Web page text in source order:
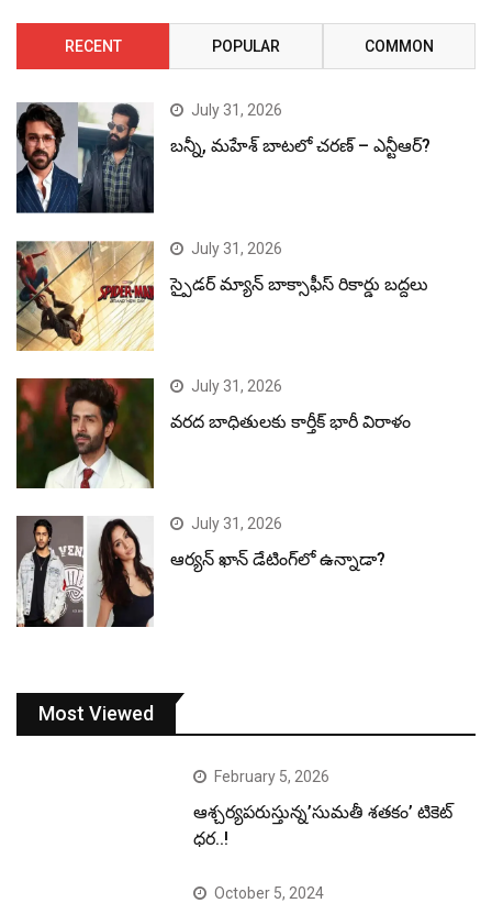
RECENT POPULAR COMMON
July 31, 2026
బన్నీ, మహేశ్ బాటలో చరణ్ – ఎన్టీఆర్?
July 31, 2026
స్పైడర్ మ్యాన్ బాక్సాఫీస్ రికార్డు బద్దలు
July 31, 2026
వరద బాధితులకు కార్తీక్ భారీ విరాళం
July 31, 2026
ఆర్యన్ ఖాన్ డేటింగ్‌లో ఉన్నాడా?
Most Viewed
February 5, 2026
ఆశ్చర్యపరుస్తున్న’సుమతీ శతకం’ టికెట్
ధర..!
October 5, 2024